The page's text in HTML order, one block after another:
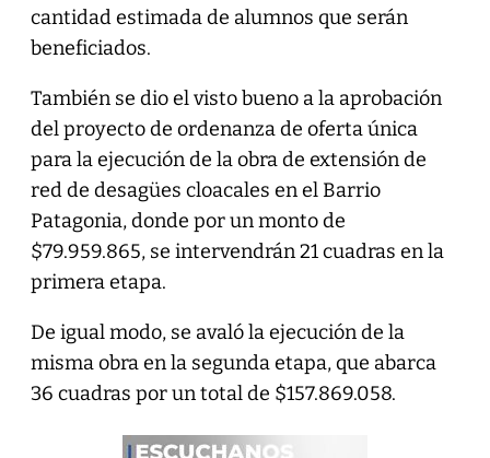
cantidad estimada de alumnos que serán
beneficiados.
También se dio el visto bueno a la aprobación
del proyecto de ordenanza de oferta única
para la ejecución de la obra de extensión de
red de desagües cloacales en el Barrio
Patagonia, donde por un monto de
$79.959.865, se intervendrán 21 cuadras en la
primera etapa.
De igual modo, se avaló la ejecución de la
misma obra en la segunda etapa, que abarca
36 cuadras por un total de $157.869.058.